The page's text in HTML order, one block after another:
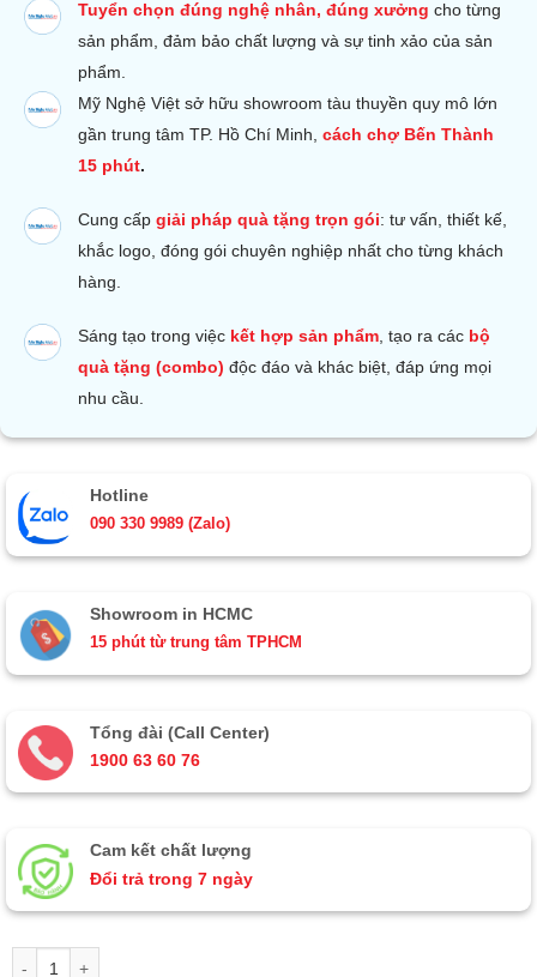
Tuyển chọn đúng nghệ nhân, đúng xưởngcho từng
sản phẩm, đảm bảo chất lượng và sự tinh xảo của sản
phẩm.
Mỹ Nghệ Việt sở hữu showroom tàu thuyền quy mô lớn
gần trung tâm TP. Hồ Chí Minh,cách chợ Bến Thành
15 phút.
Cung cấpgiải pháp quà tặng trọn gói: tư vấn, thiết kế,
khắc logo, đóng gói chuyên nghiệp nhất cho từng khách
hàng.
Sáng tạo trong việc kết hợp sản phẩm , tạo ra các bộ
quà tặng (combo) độc đáo và khác biệt, đáp ứng mọi
nhu cầu.
Hotline
090 330 9989 (Zalo)
Showroom in HCMC
15 phút từ trung tâm TPHCM
Tổng đài (Call Center)
1900 63 60 76
Cam kết chất lượng
Đổi trả trong 7 ngày